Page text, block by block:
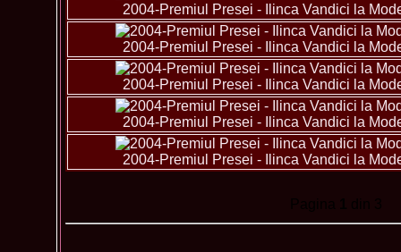
2004-Premiul Presei - Ilinca Vandici la
2004-Premiul Presei - Ilinca Vandici la
2004-Premiul Presei - Ilinca Vandici la
2004-Premiul Presei - Ilinca Vandici la
2004-Premiul Presei - Ilinca Vandici la